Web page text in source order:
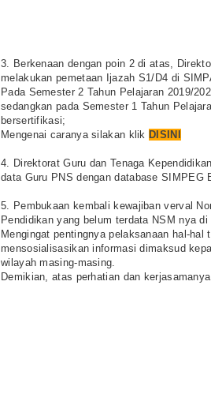
3. Berkenaan dengan poin 2 di atas,
melakukan pemetaan Ijazah S1/D4 di
Pada Semester 2 Tahun Pelajaran 2019/
sedangkan pada Semester 1 Tahun
bersertifikasi;
Mengenai caranya silakan klik DISINI
4. Direktorat Guru dan Tenaga
data Guru PNS dengan database SIMPEG
5. Pembukaan kembali kewajiban verval
Pendidikan yang belum terdata NSM nya
Mengingat pentingnya pelaksanaan hal-
mensosialisasikan informasi dimaksud
wilayah masing-masing.
Demikian, atas perhatian dan